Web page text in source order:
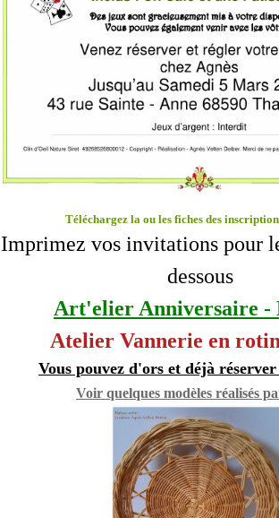
Téléchargez la ou les fiches des
Imprimez vos invitations pour
dessous
Art'elier Anniversaire -
Atelier Vannerie en
Vous pouvez d'ors et déjà
Voir quelques modèles réalisés